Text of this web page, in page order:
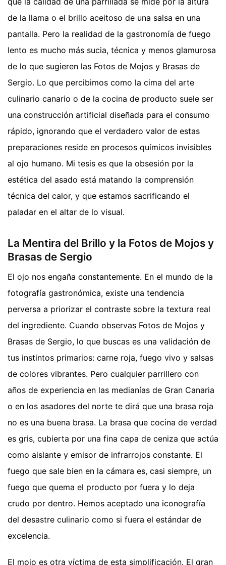
de la llama o el brillo aceitoso de una salsa en una
pantalla. Pero la realidad de la gastronomía de fuego
lento es mucho más sucia, técnica y menos glamurosa
de lo que sugieren las Fotos de Mojos y Brasas de
Sergio. Lo que percibimos como la cima del arte
culinario canario o de la cocina de producto suele ser
una construcción artificial diseñada para el consumo
rápido, ignorando que el verdadero valor de estas
preparaciones reside en procesos químicos invisibles
al ojo humano. Mi tesis es que la obsesión por la
estética del asado está matando la comprensión
técnica del calor, y que estamos sacrificando el
paladar en el altar de lo visual.
La Mentira del Brillo y la Fotos de Mojos y
Brasas de Sergio
El ojo nos engaña constantemente. En el mundo de la
fotografía gastronómica, existe una tendencia
perversa a priorizar el contraste sobre la textura real
del ingrediente. Cuando observas Fotos de Mojos y
Brasas de Sergio, lo que buscas es una validación de
tus instintos primarios: carne roja, fuego vivo y salsas
de colores vibrantes. Pero cualquier parrillero con
años de experiencia en las medianías de Gran Canaria
o en los asadores del norte te dirá que una brasa roja
no es una buena brasa. La brasa que cocina de verdad
es gris, cubierta por una fina capa de ceniza que actúa
como aislante y emisor de infrarrojos constante. El
fuego que sale bien en la cámara es, casi siempre, un
fuego que quema el producto por fuera y lo deja
crudo por dentro. Hemos aceptado una iconografía
del desastre culinario como si fuera el estándar de
excelencia.
El mojo es otra víctima de esta simplificación. El gran